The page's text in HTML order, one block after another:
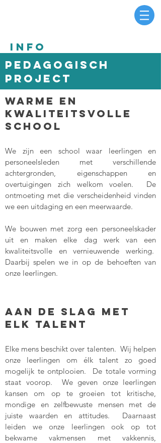
info
pedagogisch
project
warme en
kwaliteitsvolle
school
We zijn een school waar leerlingen en
personeelsleden met verschillende
achtergronden, eigenschappen en
overtuigingen zich welkom voelen. De
ontmoeting met die verscheidenheid vinden
we een uitdaging en een meerwaarde.
We bouwen met zorg een personeelskader
uit en maken elke dag werk van een
kwaliteitsvolle en vernieuwende werking.
Daarbij spelen we in op de behoeften van
onze leerlingen.
Aan de slag met
elk talent
Elke mens beschikt over talenten. Wij helpen
onze leerlingen om élk talent zo goed
mogelijk te ontplooien. De totale vorming
staat voorop. We geven onze leerlingen
kansen om op te groeien tot kritische,
mondige en zelfbewuste mensen met de
juiste waarden en attitudes. Daarnaast
leiden we onze leerlingen ook op tot
bekwame vakmensen met vakkennis,